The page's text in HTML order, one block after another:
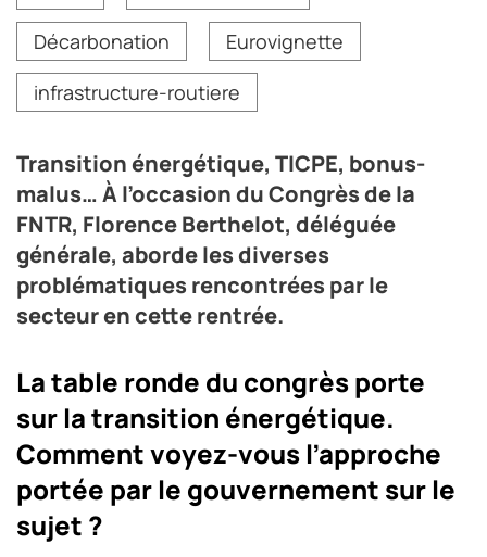
Décarbonation
Eurovignette
infrastructure-routiere
Transition énergétique, TICPE, bonus-
malus… À l’occasion du Congrès de la
FNTR, Florence Berthelot, déléguée
générale, aborde les diverses
problématiques rencontrées par le
secteur en cette rentrée.
La table ronde du congrès porte
sur la transition énergétique.
Comment voyez-vous l’approche
portée par le gouvernement sur le
sujet ?